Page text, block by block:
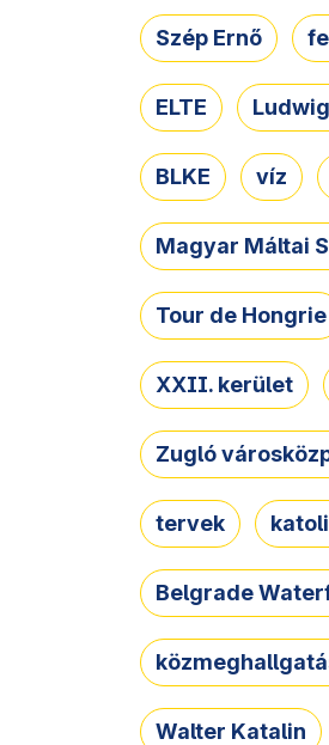
Szép Ernő
ELTE
BLKE víz
Magyar Máltai
Tour de Hongrie
XXII. kerület
Zugló
tervek
Belgrade
Walter Katalin